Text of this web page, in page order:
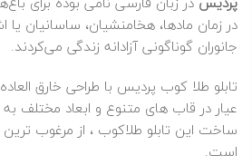
در زمان مادها، هخامنشیان، ساسانیان یا
جانوران گوناگونی آزادانه زندگی می‌کردند.
تابلو طلا
عیار در قاب های متنوع و ابعاد مختلف
ساخت این تابلو طلاکوب ، از مرغوب
است.